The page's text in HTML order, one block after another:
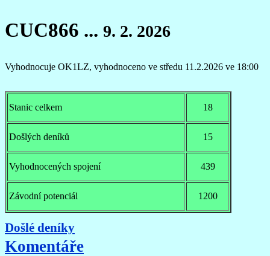
CUC866 ... 9. 2. 2026
Vyhodnocuje OK1LZ, vyhodnoceno ve středu 11.2.2026 ve 18:00
Stanic celkem 18
Došlých deníků 15
Vyhodnocených spojení 439
Závodní potenciál 1200
Došlé deníky
Komentáře